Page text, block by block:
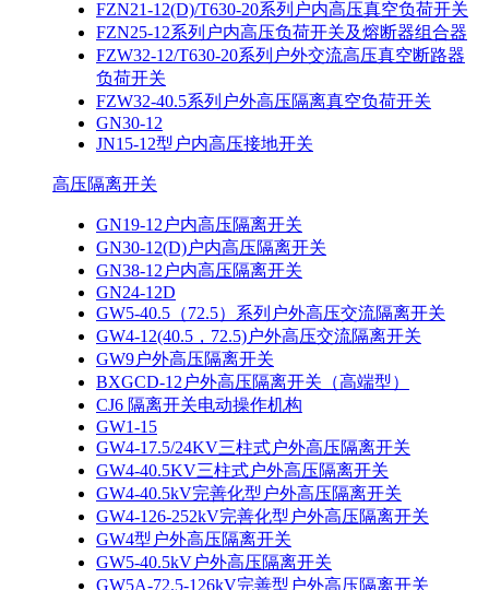
FZN21-12(D)/T630-20系列户内高压真空负荷开关
FZN25-12系列户内高压负荷开关及熔断器组合器
FZW32-12/T630-20系列户外交流高压真空断路器
负荷开关
FZW32-40.5系列户外高压隔离真空负荷开关
GN30-12
JN15-12型户内高压接地开关
高压隔离开关
GN19-12户内高压隔离开关
GN30-12(D)户内高压隔离开关
GN38-12户内高压隔离开关
GN24-12D
GW5-40.5（72.5）系列户外高压交流隔离开关
GW4-12(40.5，72.5)户外高压交流隔离开关
GW9户外高压隔离开关
BXGCD-12户外高压隔离开关（高端型）
CJ6 隔离开关电动操作机构
GW1-15
GW4-17.5/24KV三柱式户外高压隔离开关
GW4-40.5KV三柱式户外高压隔离开关
GW4-40.5kV完善化型户外高压隔离开关
GW4-126-252kV完善化型户外高压隔离开关
GW4型户外高压隔离开关
GW5-40.5kV户外高压隔离开关
GW5A-72.5-126kV完善型户外高压隔离开关